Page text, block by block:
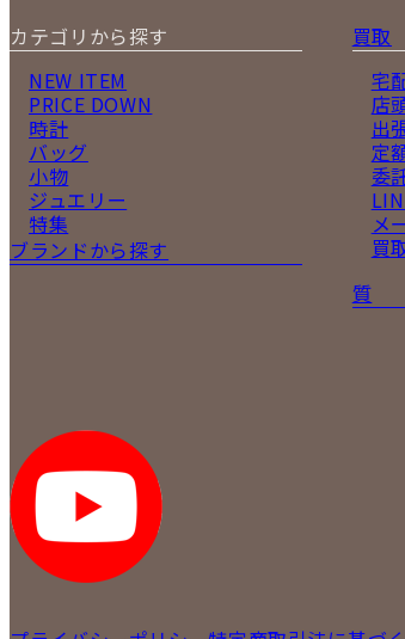
カテゴリから探す
NEW ITEM
PRICE DOWN
時計
バッグ
小物
ジュエリー
特集
ブランドから探す
買取
宅
店
出
定
委
メ
買
質